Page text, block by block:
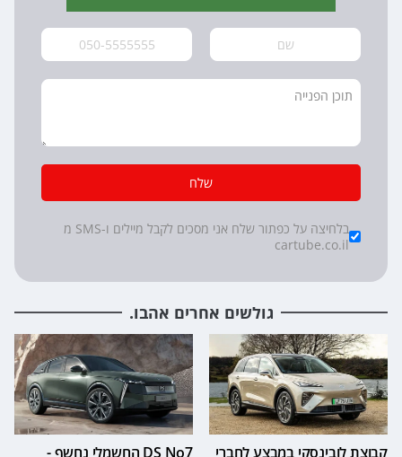
שלח
Checkboxes
*
בלחיצה על כפתור שלח אני מסכים לקבל מיילים ו-SMS מ
cartube.co.il
גולשים אחרים אהבו.
קבוצת לובינסקי במבצע לחברי
DS No7 החשמלי נחשף -